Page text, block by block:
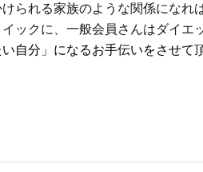
られる家族のような関係になれ
ックに、一般会員さんはダイエ
自分」になるお手伝いをさせて